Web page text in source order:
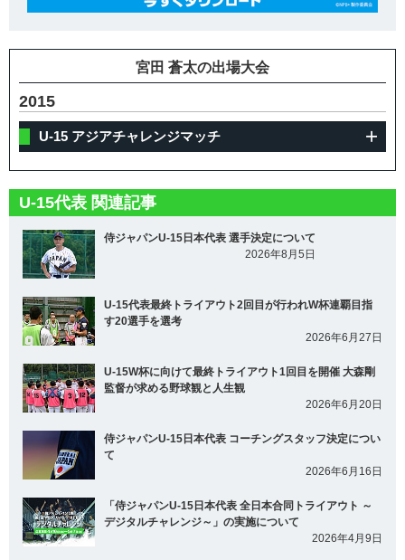
宮田 蒼太の出場大会
2015
U-15 アジアチャレンジマッチ
U-15代表 関連記事
侍ジャパンU-15日本代表 選手決定について
2026年8月5日
U-15代表最終トライアウト2回目が行われW杯連覇目指
す20選手を選考
2026年6月27日
U-15W杯に向けて最終トライアウト1回目を開催 大森剛
監督が求める野球観と人生観
2026年6月20日
侍ジャパンU-15日本代表 コーチングスタッフ決定につい
て
2026年6月16日
「侍ジャパンU-15日本代表 全日本合同トライアウト ～
デジタルチャレンジ～」の実施について
2026年4月9日